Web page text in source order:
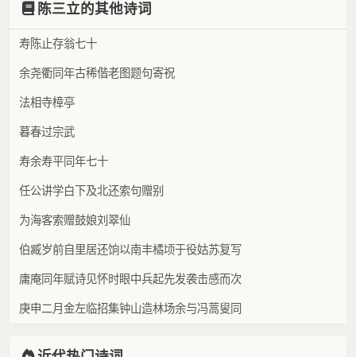
陈三立的其他诗词
寿陈止存翁七十
余尧衢同年古稀偕老图题句寄祝
法相寺樟亭
暮春过宗武
寿余寿平同年七十
任公讲学白下及北还索句赠别
为海客索赠鼓娘刘翠仙
伯臧岁前自里居还饷以南丰橘顷于役姑苏复写
庸庵同年赋诗见怀时眼中兵起先发袭击感而次
庚申二月金左临招集钟山造林场余与冯蒿叟同